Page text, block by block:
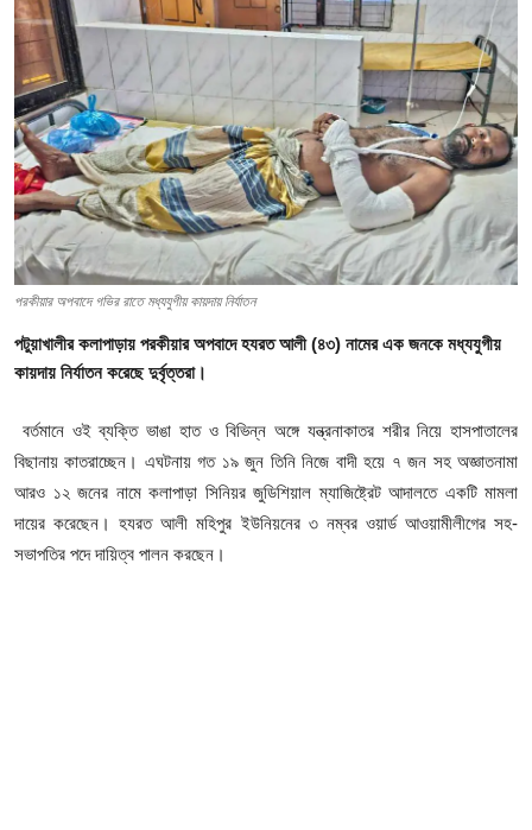
গোপনীয়তা নীতি
জাতীয়
রাজনীতি
অর্থনীতি
আন্তর্জাতিক
স্বাস্থ্য
বিনোদন
খেলা
অন্যান্য
পরকীয়ার অপবাদে গভির রাতে মধ্যযুগীয় কায়দায় নির্যাতন
পটুয়াখালীর কলাপাড়ায় পরকীয়ার অপবাদে হযরত আলী (৪৩) নামের এক জনকে মধ্যযুগীয়
কায়দায় নির্যাতন করেছে দুর্বৃত্তরা।
বর্তমানে ওই ব্যক্তি ভাঙা হাত ও বিভিন্ন অঙ্গে যন্ত্রনাকাতর শরীর নিয়ে হাসপাতালের
বিছানায় কাতরাচ্ছেন। এঘটনায় গত ১৯ জুন তিনি নিজে বাদী হয়ে ৭ জন সহ অজ্ঞাতনামা
আরও ১২ জনের নামে কলাপাড়া সিনিয়র জুডিশিয়াল ম্যাজিষ্ট্রেট আদালতে একটি মামলা
দায়ের করেছেন। হযরত আলী মহিপুর ইউনিয়নের ৩ নম্বর ওয়ার্ড আওয়ামীলীগের সহ-
সভাপতির পদে দায়িত্ব পালন করছেন।